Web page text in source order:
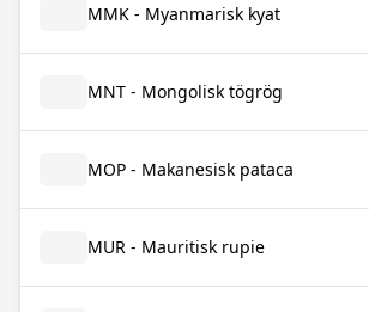
MMK - Myanmarisk kyat
MNT - Mongolisk tögrög
MOP - Makanesisk pataca
MUR - Mauritisk rupie